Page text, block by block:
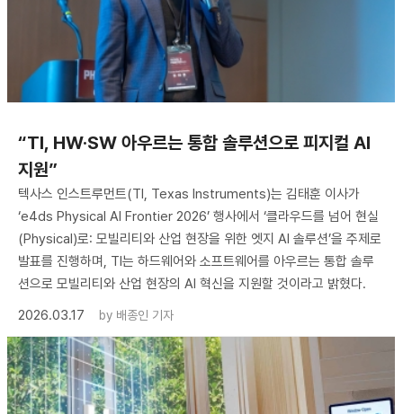
“TI, HW·SW 아우르는 통합 솔루션으로 피지컬 AI
지원”
텍사스 인스트루먼트(TI, Texas Instruments)는 김태훈 이사가
‘e4ds Physical AI Frontier 2026’ 행사에서 ‘클라우드를 넘어 현실
(Physical)로: 모빌리티와 산업 현장을 위한 엣지 AI 솔루션’을 주제로
발표를 진행하며, TI는 하드웨어와 소프트웨어를 아우르는 통합 솔루
션으로 모빌리티와 산업 현장의 AI 혁신을 지원할 것이라고 밝혔다.
2026.03.17
by 배종인 기자